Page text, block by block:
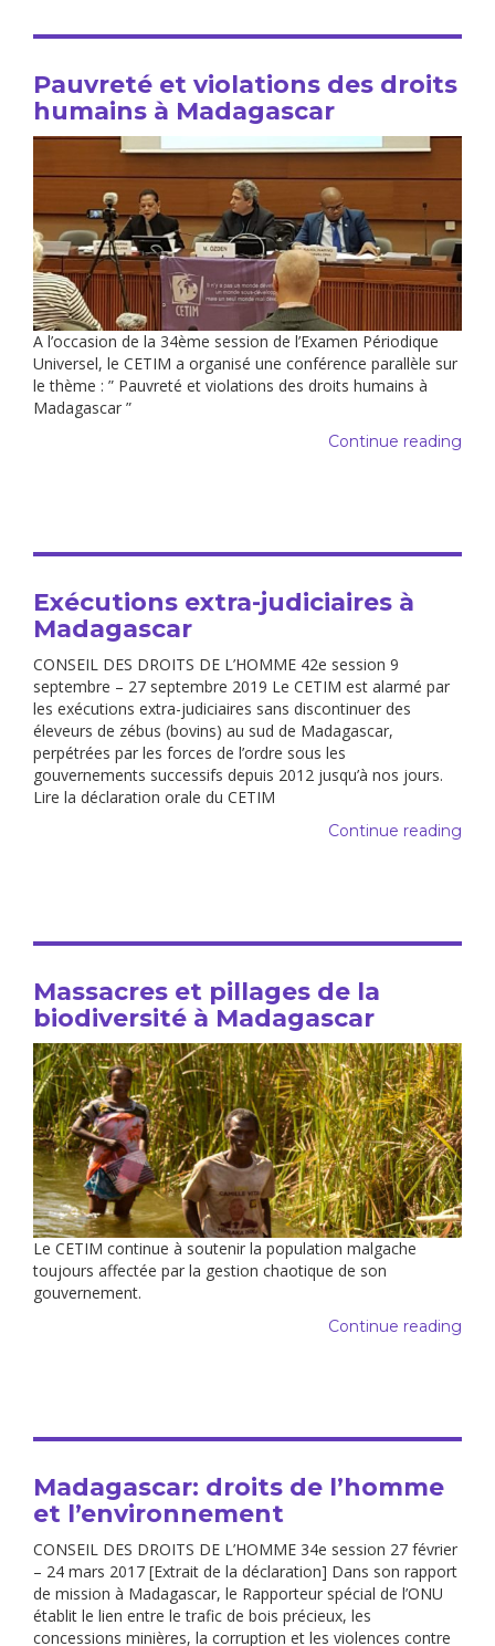
Pauvreté et violations des droits
humains à Madagascar
A l’occasion de la 34ème session de l’Examen Périodique
Universel, le CETIM a organisé une conférence parallèle sur
le thème : ” Pauvreté et violations des droits humains à
Madagascar ”
Continue reading
Exécutions extra-judiciaires à
Madagascar
CONSEIL DES DROITS DE L’HOMME 42e session 9
septembre – 27 septembre 2019 Le CETIM est alarmé par
les exécutions extra-judiciaires sans discontinuer des
éleveurs de zébus (bovins) au sud de Madagascar,
perpétrées par les forces de l’ordre sous les
gouvernements successifs depuis 2012 jusqu’à nos jours.
Lire la déclaration orale du CETIM
Continue reading
Massacres et pillages de la
biodiversité à Madagascar
Le CETIM continue à soutenir la population malgache
toujours affectée par la gestion chaotique de son
gouvernement.
Continue reading
Madagascar: droits de l’homme
et l’environnement
CONSEIL DES DROITS DE L’HOMME 34e session 27 février
– 24 mars 2017 [Extrait de la déclaration] Dans son rapport
de mission à Madagascar, le Rapporteur spécial de l’ONU
établit le lien entre le trafic de bois précieux, les
concessions minières, la corruption et les violences contre